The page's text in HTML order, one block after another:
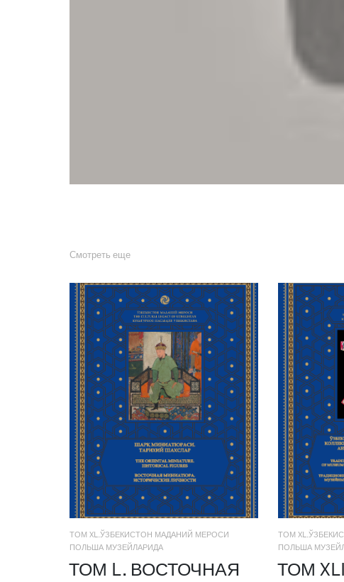
Смотреть еще
ТОМ XL.ЎЗБЕКИСТОН МАДАНИЙ МЕРОСИ
ПОЛЬША МУЗЕЙЛАРИДА
ТОМ L. ВОСТОЧНАЯ
ТОМ
ПОЛЬША
ТОМ